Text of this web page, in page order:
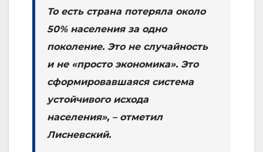
То есть страна потеряла около
50% населения за одно
поколение. Это не случайность
и не «просто экономика». Это
сформировавшаяся система
устойчивого исхода
населения», – отметил
Лисневский.